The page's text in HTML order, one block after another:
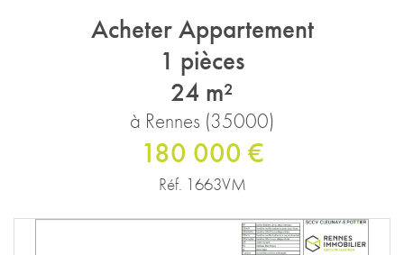
Acheter Appartement
1 pièces
24 m²
à Rennes (35000)
180 000 €
Réf. 1663VM